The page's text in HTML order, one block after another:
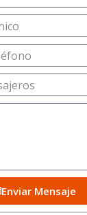
Enviar Mensaje